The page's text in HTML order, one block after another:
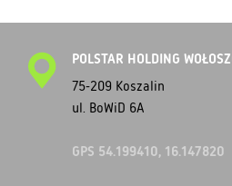
POLSTAR HOLDING
75-209 Koszalin
ul. BoWiD 6A
GPS 54.199410, 16.147820